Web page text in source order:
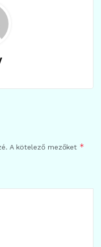
A kötelező mezőket *